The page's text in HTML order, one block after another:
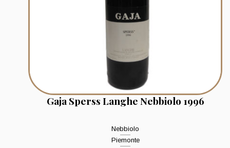
Gaja Sperss Langhe Nebbiolo 1996
Nebbiolo
Piemonte